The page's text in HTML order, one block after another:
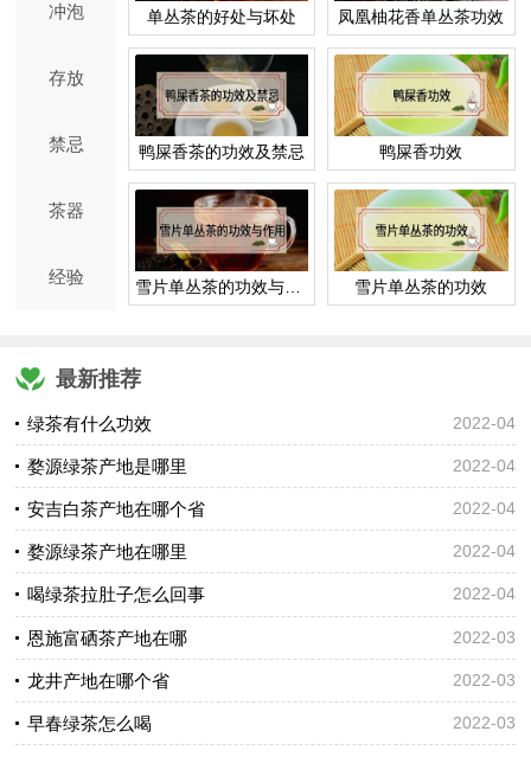
冲泡
存放
禁忌
茶器
经验
单丛茶的好处与坏处 凤凰柚花香单丛茶功效
鸭屎香茶的功效及禁忌 鸭屎香功效
雪片单丛茶的功效与作用 雪片单丛茶的功效
最新推荐
绿茶有什么功效 2022-04
婺源绿茶产地是哪里 2022-04
安吉白茶产地在哪个省 2022-04
婺源绿茶产地在哪里 2022-04
喝绿茶拉肚子怎么回事 2022-04
恩施富硒茶产地在哪 2022-03
龙井产地在哪个省 2022-03
早春绿茶怎么喝 2022-03